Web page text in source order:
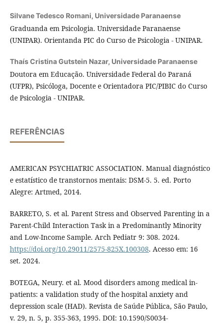
Silvane Tedesco Romani, Universidade Paranaense
Graduanda em Psicologia. Universidade Paranaense
(UNIPAR). Orientanda PIC do Curso de Psicologia - UNIPAR.
Thaís Cristina Gutstein Nazar, Universidade Paranaense
Doutora em Educação. Universidade Federal do Paraná
(UFPR), Psicóloga, Docente e Orientadora PIC/PIBIC do Curso
de Psicologia - UNIPAR.
REFERÊNCIAS
AMERICAN PSYCHIATRIC ASSOCIATION. Manual diagnóstico
e estatístico de transtornos mentais: DSM-5. 5. ed. Porto
Alegre: Artmed, 2014.
BARRETO, S. et al. Parent Stress and Observed Parenting in a
Parent-Child Interaction Task in a Predominantly Minority
and Low-Income Sample. Arch Pediatr 9: 308. 2024.
https://doi.org/10.29011/2575-825X.100308. Acesso em: 16
set. 2024.
BOTEGA, Neury. et al. Mood disorders among medical in-
patients: a validation study of the hospital anxiety and
depression scale (HAD). Revista de Saúde Pública, São Paulo,
v. 29, n. 5, p. 355-363, 1995. DOI: 10.1590/S0034-